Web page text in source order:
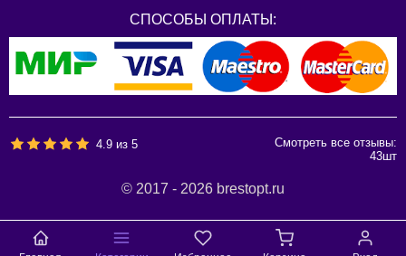
СПОСОБЫ ОПЛАТЫ:
4.9 из5
Смотреть все отзывы:
43шт
© 2017 - 2026 brestopt.ru